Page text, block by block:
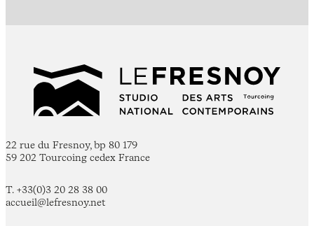
22 rue du Fresnoy, bp 80 179
59 202 Tourcoing cedex France
T. +33(0)3 20 28 38 00
accueil@lefresnoy.net